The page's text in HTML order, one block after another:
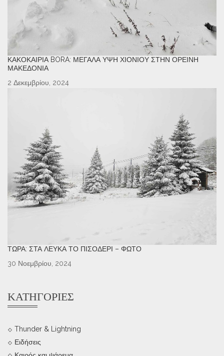
ΚΑΚΟΚΑΙΡΊΑ BORA: ΜΕΓΆΛΑ ΎΨΗ ΧΙΟΝΙΟΎ ΣΤΗΝ ΟΡΕΙΝΉ
ΜΑΚΕΔΟΝΊΑ
2 Δεκεμβρίου, 2024
ΤΏΡΑ: ΣΤΑ ΛΕΥΚΆ ΤΟ ΠΙΣΟΔΈΡΙ – ΦΩΤΌ
30 Νοεμβρίου, 2024
ΚΑΤΗΓΟΡΊΕΣ
Thunder & Lightning
Ειδήσεις